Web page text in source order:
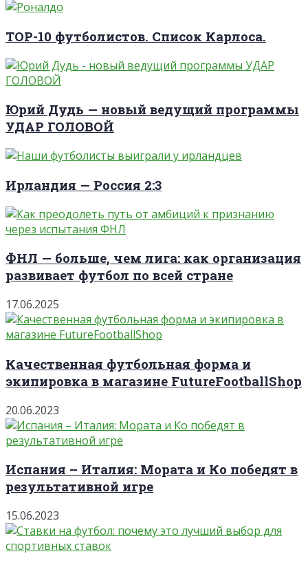
TOP-10 футболистов. Список Карлоса.
Юрий Дудь — новый ведущий программы
УДАР ГОЛОВОЙ
Ирландия — Россия 2:3
ФНЛ — больше, чем лига: как организация
развивает футбол по всей стране
17.06.2025
Качественная футбольная форма и
экипировка в магазине FutureFootballShop
20.06.2023
Испания – Италия: Мората и Ко победят в
результативной игре
15.06.2023